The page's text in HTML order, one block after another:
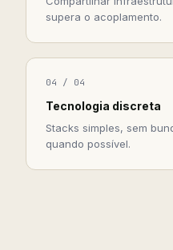
supera o acoplamento.
04 / 04
Tecnologia discreta
Stacks simples, sem
quando possível.